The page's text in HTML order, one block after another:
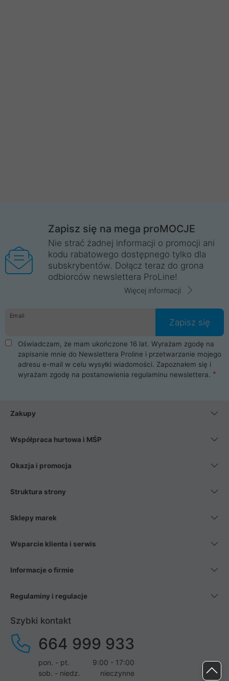
Zapisz się na mega proMOCJE
Nie strać żadnej informacji o promocji ani
kodu rabatowego dostępnego tylko dla
subskrybentów. Dołącz teraz do grona
odbiorców newslettera ProLine!
Więcej informacji
Email
Zapisz się
Oświadczam, że mam ukończone 16 lat. Wyrażam zgodę na
zapisanie mnie do Newslettera Proline i przetwarzanie mojego
adresu e-mail w celu wysyłki wiadomości. Zapoznałem się i
wyrażam zgodę na postanowienia regulaminu newslettera.
Zakupy
Współpraca hurtowa i MŚP
Okazja i promocja
Struktura strony
Sklepy marek
Wsparcie klienta i serwis
Informacje o firmie
Regulaminy i regulacje
Szybki kontakt
664 999 933
pon. - pt.
9:00 - 17:00
sob. - niedz.
nieczynne